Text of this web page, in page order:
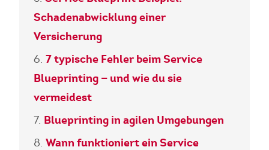
Schadenabwicklung einer
Versicherung
7 typische Fehler beim Service
Blueprinting — und wie du sie
vermeidest
Blueprinting in agilen Umgebungen
Wann funktioniert ein Service